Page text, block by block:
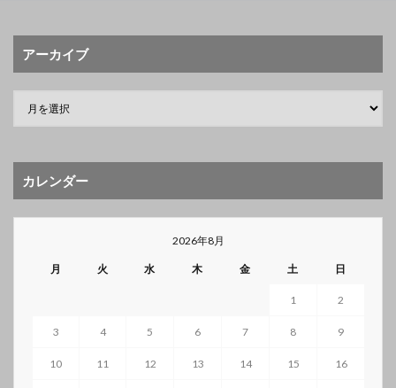
アーカイブ
カレンダー
2026年8月
月 火 水 木 金 土 日
1 2
3 4 5 6 7 8 9
10 11 12 13 14 15 16